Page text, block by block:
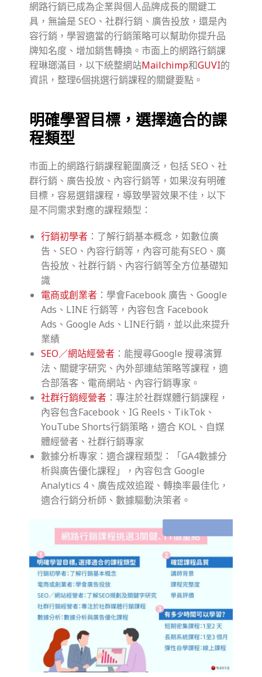
網路行銷已成為企業與個人品牌成長的關鍵工
具，無論是 SEO、社群行銷、廣告投放，還是內
容行銷，學習適當的行銷策略可以幫助你提升品
牌知名度、增加銷售轉換。市面上的網路行銷課
程琳瑯滿目，以下統整網站Mailchimp和GUVI的
資訊，整理6個挑選行銷課程的關鍵要點。
明確學習目標，選擇適合的課
程類型
市面上的網路行銷課程範圍廣泛，包括 SEO、社
群行銷、廣告投放、內容行銷等，如果沒有明確
目標，容易選錯課程，導致學習效果不佳，以下
是不同需求對應的課程類型：
行銷初學者 ：了解行銷基本概念，如數位廣
告、SEO、內容行銷等，內容可能有SEO、廣
告投放、社群行銷、內容行銷等全方位基礎知
識
電商或創業者 ：學會Facebook 廣告、Google
Ads、LINE 行銷等，內容包含 Facebook
Ads、Google Ads、LINE行銷，並以此來提升
業績
SEO／網站經營者 ：能搜尋Google 搜尋演算
法、關鍵字研究、內外部連結策略等課程，適
合部落客、電商網站、內容行銷專家。
社群行銷經營者 ：專注於社群媒體行銷課程，
內容包含Facebook、IG Reels、TikTok、
YouTube Shorts行銷策略，適合 KOL、自媒
體經營者、社群行銷專家
數據分析專家：適合課程類型：「GA4數據分
析與廣告優化課程」，內容包含 Google
Analytics 4、廣告成效追蹤、轉換率最佳化，
適合行銷分析師、數據驅動決策者。